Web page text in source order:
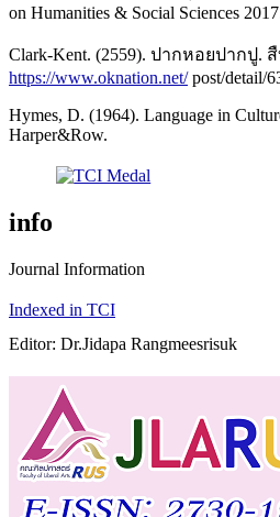
on Humanities & Social Sciences
Clark-Kent. (2559). ปากหอยปากปู.
https://www.oknation.net/post/detail/
Hymes, D. (1964). Language in
Harper&Row.
info
Journal Information
Indexed in TCI
Editor: Dr.Jidapa Rangmeesrisuk